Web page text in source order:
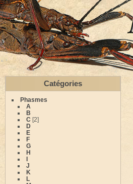
Catégories
Phasmes
A
B
C [2]
D
E
F
G
H
I
J
K
L